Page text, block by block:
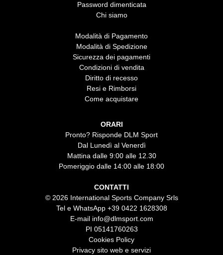
Password dimenticata
Chi siamo
Modalità di Pagamento
Modalità di Spedizione
Sicurezza dei pagamenti
Condizioni di vendita
Diritto di recesso
Resi e Rimborsi
Come acquistare
ORARI
Pronto? Risponde DLM Sport
Dal Lunedì al Venerdì
Mattina dalle 9:00 alle 12.30
Pomeriggio dalle 14:00 alle 18:00
CONTATTI
© 2026 International Sports Company Srls
Tel e WhatsApp +39 0422 1628308
E-mail info@dlmsport.com
PI 05141760263
Cookies Policy
Privacy sito web e servizi